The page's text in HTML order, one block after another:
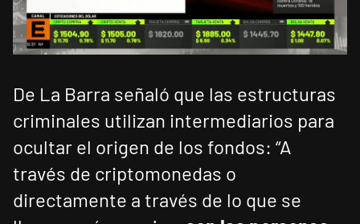
De La Barra señaló que las estructuras
criminales utilizan intermediarios para
ocultar el origen de los fondos: “A
través de criptomonedas o
directamente a través de lo que se